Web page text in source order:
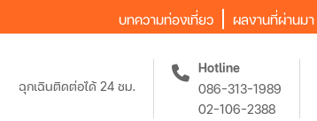
บทความท่องเที่ยว ผลงานที่ผ่านมา
ฉุกเฉินติดต่อได้ 24 ชม.
Hotline
086-313-1989
02-106-2388